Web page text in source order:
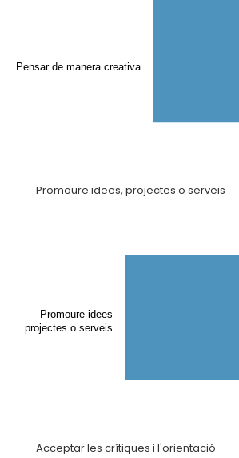
Pensar de manera creativa
Promoure idees, projectes o serveis
Promoure idees
projectes o serveis
Acceptar les crítiques i l'orientació